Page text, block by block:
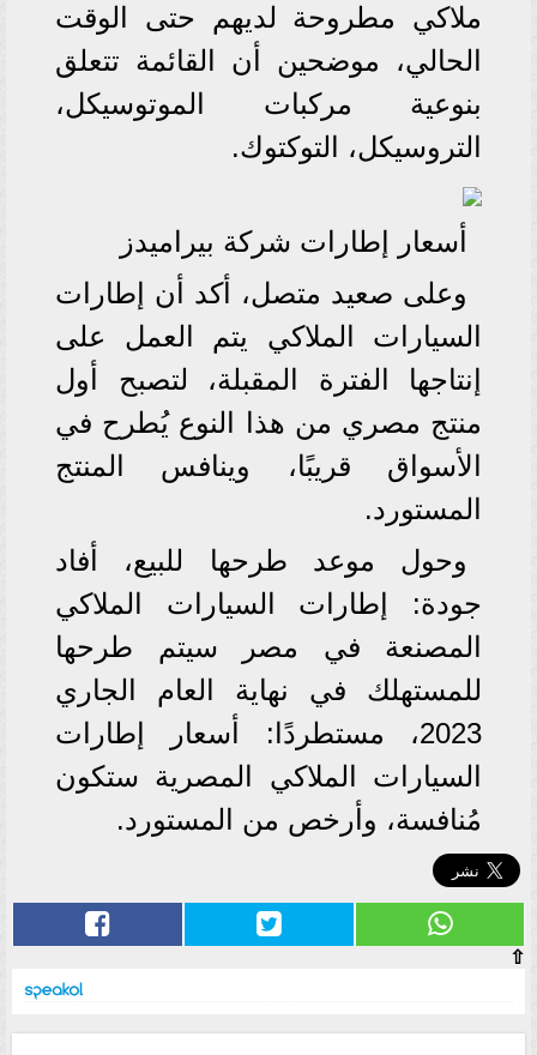
ملاكي مطروحة لديهم حتى الوقت
الحالي، موضحين أن القائمة تتعلق
بنوعية مركبات الموتوسيكل،
التروسيكل، التوكتوك.
أسعار إطارات شركة بيراميدز
وعلى صعيد متصل، أكد أن إطارات
السيارات الملاكي يتم العمل على
إنتاجها الفترة المقبلة، لتصبح أول
منتج مصري من هذا النوع يُطرح في
الأسواق قريبًا، وينافس المنتج
المستورد.
وحول موعد طرحها للبيع، أفاد
جودة: إطارات السيارات الملاكي
المصنعة في مصر سيتم طرحها
للمستهلك في نهاية العام الجاري
2023، مستطردًا: أسعار إطارات
السيارات الملاكي المصرية ستكون
مُنافسة، وأرخص من المستورد.
⇧